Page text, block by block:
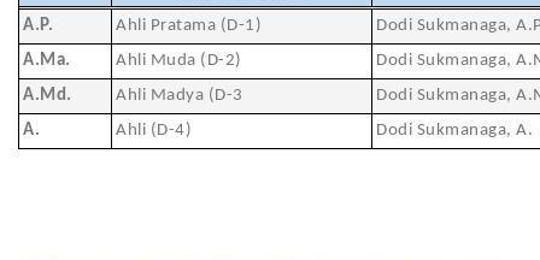
A.P. Ahli Pratama (D-1)
Dodi Sukmanaga,
A.Ma.
Ahli Muda (D-2)
Dodi Sukmanaga,
A.Md.
Ahli Madya (D-3
Dodi Sukmanaga,
A.
Ahli (D-4) Dodi Sukmanaga, A.